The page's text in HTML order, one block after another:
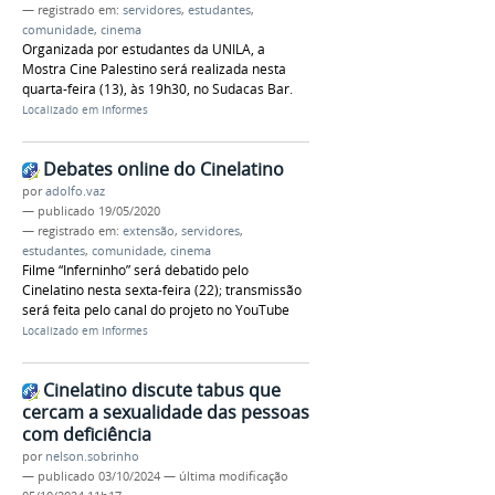
— registrado em: servidores, estudantes,
comunidade, cinema
Organizada por estudantes da UNILA, a
Mostra Cine Palestino será realizada nesta
quarta-feira (13), às 19h30, no Sudacas Bar.
Localizado em Informes
Debates online do Cinelatino
poradolfo.vaz
— publicado 19/05/2020
— registrado em: extensão, servidores,
estudantes, comunidade, cinema
Filme “Inferninho” será debatido pelo
Cinelatino nesta sexta-feira (22); transmissão
será feita pelo canal do projeto no YouTube
Localizado em Informes
Cinelatino discute tabus que
cercam a sexualidade das pessoas
com deficiência
por nelson.sobrinho
— publicado 03/10/2024 — última modificação